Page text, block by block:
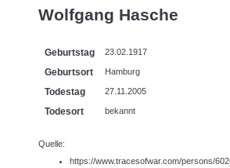
Wolfgang Hasche
Geburtstag 23.02.1917
Geburtsort Hamburg
Todestag 27.11.2005
Todesort bekannt
Quelle:
https://www.tracesofwar.com/persons/